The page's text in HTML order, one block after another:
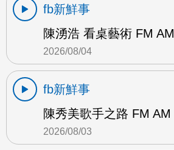
fb新鮮事
陳湧浩 看桌藝術 FM AM
2026/08/04
fb新鮮事
陳秀美歌手之路 FM AM
2026/08/03